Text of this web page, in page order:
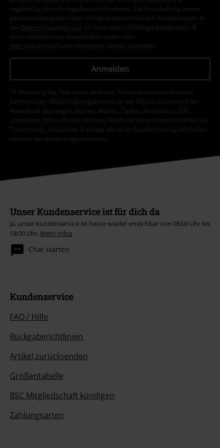
regelmäßig über ihr Angebot zu informieren. Die Verarbeitung meiner
personenbezogenen Daten erfolgt entsprechend den Bestimmungen in
der
Datenschutzerklärung
. Ich kann meine Einwilligung jederzeit z. B.
durch Anklicken des Abmeldelinks widerrufen.
Hier kann ich mich vom Newsletter wieder abmelden.
Anmelden
*4 Wochen gültig. Nur online einlösbar. Nicht mit anderen Aktionen
kombinierbar. Nach Codeeingabe wird dir der Rabatt automatisch im
Warenkorb abgezogen. Bücher, Medien, Tickets, Rammstein, (Till)
Lindemann, Böhse Onkelz, Broilers, Die Ärzte, Feine Sahne Fischfilet, Die
Toten Hosen, Gutscheine & Artikel, die einen Spendenbeitrag beinhalten,
sind von der Aktion ausgeschlossen.
Unser Kundenservice ist für dich da
Ja, unser Kundenservice ist heute wieder erreichbar von 08:00 Uhr bis
18:00 Uhr. Mehr Infos
Chat starten
Kundenservice
FAQ / Hilfe
Rückgaberichtlinien
Artikel zurücksenden
Größentabelle
BSC Mitgliedschaft kündigen
Zahlungsarten